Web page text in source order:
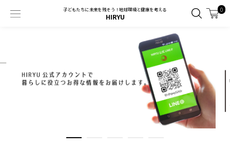
子どもたちに未来を残そう！地球環境と健康を考える
HIRYU
0